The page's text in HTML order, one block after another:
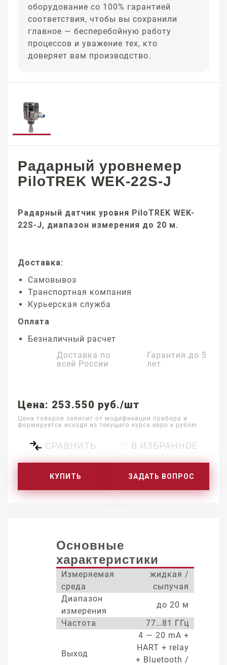
оборудование со 100% гарантией
соответствия, чтобы вы сохранили
главное — бесперебойную работу
процессов и уважение тех, кто
доверяет вам производство.
Радарный уровнемер
PiloTREK WEK-22S-J
Радарный датчик уровня PiloTREK WEK-
22S-J, диапазон измерения до 20 м.
Доставка:
Самовывоз
Транспортная компания
Курьерская служба
Оплата
Безналичный расчет
Доставка по
всей России
Гарантия до 5
лет
Цена: 253.550 руб./шт
Цена товаров зависит от модификации прибора и
формируется исходя из текущего курса евро к рублю
СРАВНИТЬ ♡ В ИЗБРАННОЕ
КУПИТЬ ЗАДАТЬ ВОПРОС
Основные
характеристики
Измеряемая
среда
жидкая /
сыпучая
Диапазон
измерения
до 20 м
Частота
77…81 ГГц
Выход
4 — 20 mA +
HART + relay
+ Bluetooth /